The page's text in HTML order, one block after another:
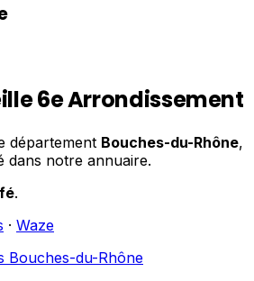
6e Arrondissement
département Bouches-du-Rhône,
dans notre annuaire.
.
· Waze
Bouches-du-Rhône